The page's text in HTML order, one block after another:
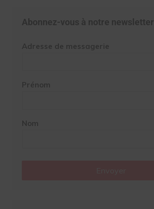
Abonnez-vous à notre newsletter
Adresse de messagerie
Prénom
Nom